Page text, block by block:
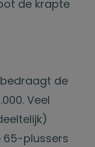
de krapte
de
Veel
65-plussers